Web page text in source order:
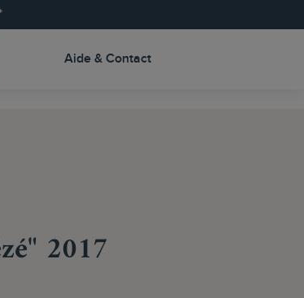
Aide & Contact
2017